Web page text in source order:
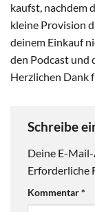
kaufst, nachdem
kleine Provision
deinem Einkauf
den Podcast und
Herzlichen Dank
Schreibe
Deine E-
Erforderliche
Kommentar*